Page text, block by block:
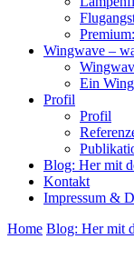
Wingwave –
Ein
Profil
Profil
Blog: Her mit
Kontakt
Impressum &
Home Blog: Her mit